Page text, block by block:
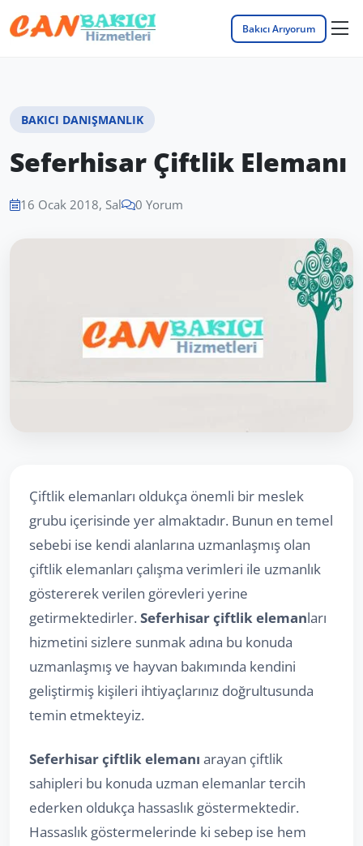
Bakıcı Arıyorum
BAKICI DANIŞMANLIK
Seferhisar Çiftlik Elemanı
16 Ocak 2018, Sal 0 Yorum
Çiftlik elemanları oldukça önemli bir meslek
grubu içerisinde yer almaktadır. Bunun en temel
sebebi ise kendi alanlarına uzmanlaşmış olan
çiftlik elemanları çalışma verimleri ile uzmanlık
göstererek verilen görevleri yerine
getirmektedirler. Seferhisar çiftlik elemanları
hizmetini sizlere sunmak adına bu konuda
uzmanlaşmış ve hayvan bakımında kendini
geliştirmiş kişileri ihtiyaçlarınız doğrultusunda
temin etmekteyiz.
Seferhisar çiftlik elemanı arayan çiftlik
sahipleri bu konuda uzman elemanlar tercih
ederken oldukça hassaslık göstermektedir.
Hassaslık göstermelerinde ki sebep ise hem